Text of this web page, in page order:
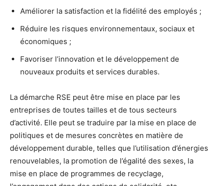
Améliorer la satisfaction et la fidélité des employés ;
Réduire les risques environnementaux, sociaux et
économiques ;
Favoriser l’innovation et le développement de
nouveaux produits et services durables.
La démarche RSE peut être mise en place par les
entreprises de toutes tailles et de tous secteurs
d’activité. Elle peut se traduire par la mise en place de
politiques et de mesures concrètes en matière de
développement durable, telles que l’utilisation d’énergies
renouvelables, la promotion de l’égalité des sexes, la
mise en place de programmes de recyclage,